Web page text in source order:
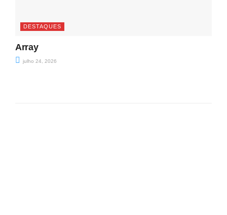
DESTAQUES
Array
julho 24, 2026